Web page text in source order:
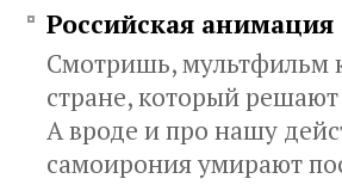
Российская
Смотришь, мультфильм
стране, который
А вроде и про нашу
самоирония умирают